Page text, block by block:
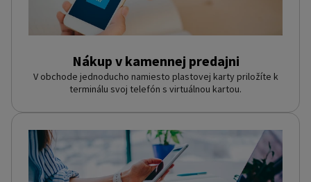
Nákup v kamennej predajni
V obchode jednoducho namiesto plastovej karty priložíte k
terminálu svoj telefón s virtuálnou kartou.